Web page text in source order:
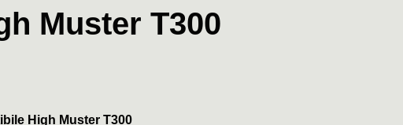
Muster T300
High Muster T300